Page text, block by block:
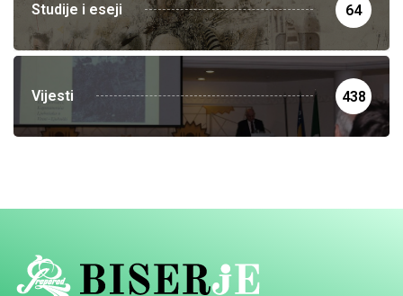
Studije i eseji 64
Vijesti 438